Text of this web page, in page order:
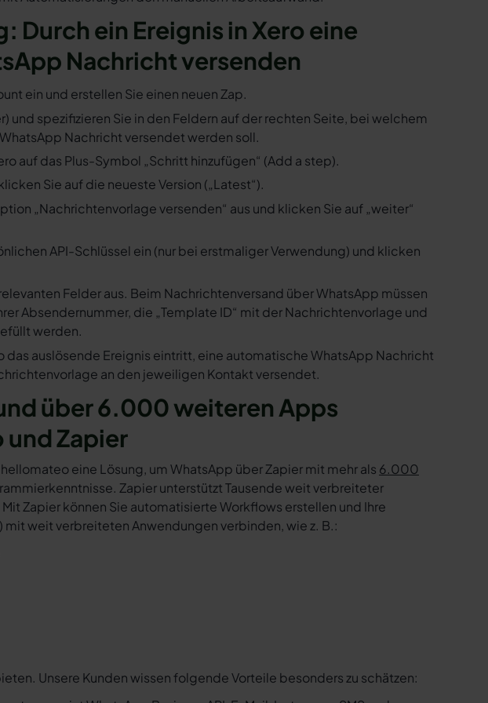
Durch ein Ereignis in Xero eine
Nachricht versenden
ein und erstellen Sie einen neuen Zap.
und spezifizieren Sie in den Feldern auf der rechten Seite, bei welchem
Nachricht versendet werden soll.
auf das Plus-Symbol „Schritt hinzufügen“ (Add a step).
Sie auf die neueste Version („Latest“).
„Nachrichtenvorlage versenden“ aus und klicken Sie auf „weiter“
API-Schlüssel ein (nur bei erstmaliger Verwendung) und klicken
Felder aus. Beim Nachrichtenversand über WhatsApp müssen
Absendernummer, die „Template ID“ mit der Nachrichtenvorlage und
werden.
das auslösende Ereignis eintritt, eine automatische WhatsApp Nachricht
an den jeweiligen Kontakt versendet.
über 6.000 weiteren Apps
Zapier
eine Lösung, um WhatsApp über Zapier mit mehr als 6.000
Zapier unterstützt Tausende weit verbreiteter
Zapier können Sie automatisierte Workflows erstellen und Ihre
weit verbreiteten Anwendungen verbinden, wie z. B.:
Unsere Kunden wissen folgende Vorteile besonders zu schätzen: